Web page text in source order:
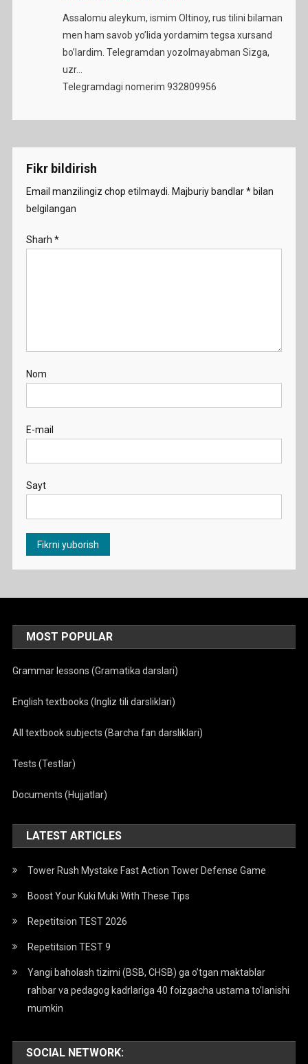
Assalomu aleykum, ismim Oltinoy, rus tilini bilaman
men ham savob yo’lida yordamim tegsa xursand
bo’lardim. Telegramdan yozolmayabman Sizga,
uzr…
Telegramdagi nomerim 932809956
Fikr bildirish
Email manzilingiz chop etilmaydi. Majburiy bandlar*bilan
belgilangan
Sharh *
Nom
E-mail
Sayt
MOST POPULAR
Grammar lessons (Gramatika darslari)
English textbooks (Ingliz tili darsliklari)
All textbook subjects (Barcha fan darsliklari)
Tests (Testlar)
Documents (Hujjatlar)
LATEST ARTICLES
Tower Rush Mystake Fast Action Tower Defense Game
Boost Your Kuki Muki With These Tips
Repetitsion TEST 2026
Repetitsion TEST 9
Yangi baholash tizimi (BSB, CHSB) ga o’tgan maktablar
rahbar va pedagog kadrlariga 40 foizgacha ustama to’lanishi
mumkin
SOCIAL NETWORK: